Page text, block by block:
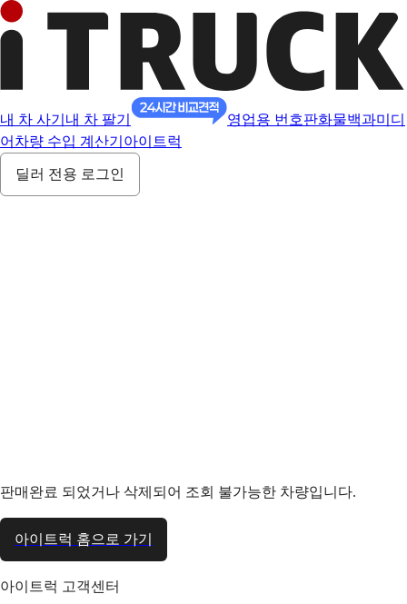
내 차 사기 내 차 팔기 영업용 번호판화물백과미디
어 차량 수입 계산기 아이트럭
딜러 전용 로그인
판매완료 되었거나 삭제되어 조회 불가능한 차량입니다.
아이트럭 홈으로 가기
아이트럭 고객센터